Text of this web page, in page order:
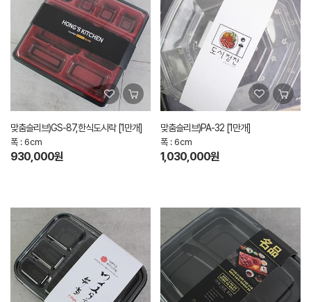
맞춤슬리브)GS-87,한식도시락 [1만개]
폭 : 6cm
930,000원
맞춤슬리브)PA-32 [1만개]
폭 : 6cm
1,030,000원